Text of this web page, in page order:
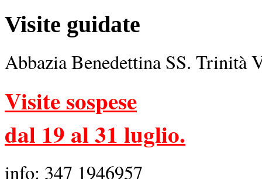
Visite guidate
Abbazia Benedettina SS. Trinità
Visite sospese
dal 19 al 31 luglio.
info: 347 1946957